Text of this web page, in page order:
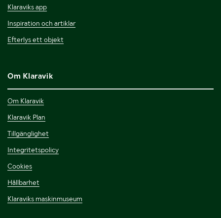
Klaraviks app
Inspiration och artiklar
Efterlys ett objekt
Om Klaravik
Om Klaravik
Klaravik Plan
Tillgänglighet
Integritetspolicy
Cookies
Hållbarhet
Klaraviks maskinmuseum